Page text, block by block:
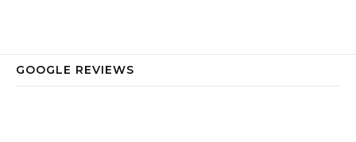
GOOGLE REVIEWS